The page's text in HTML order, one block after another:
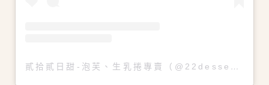
貳拾貳日甜-泡芙、生乳捲專賣（@22dessert_studio）分享的貼文